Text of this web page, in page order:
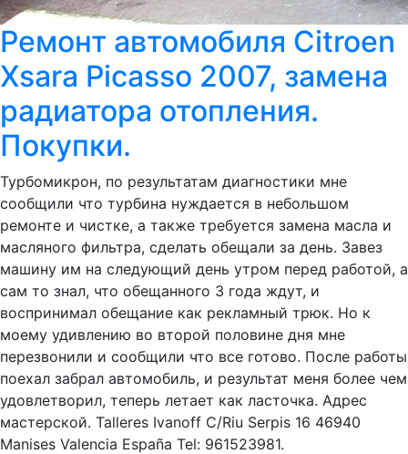
Ремонт автомобиля Citroen
Xsara Picasso 2007, замена
радиатора отопления.
Покупки.
Турбомикрон, по результатам диагностики мне
сообщили что турбина нуждается в небольшом
ремонте и чистке, а также требуется замена масла и
масляного фильтра, сделать обещали за день. Завез
машину им на следующий день утром перед работой, а
сам то знал, что обещанного 3 года ждут, и
воспринимал обещание как рекламный трюк. Но к
моему удивлению во второй половине дня мне
перезвонили и сообщили что все готово. После работы
поехал забрал автомобиль, и результат меня более чем
удовлетворил, теперь летает как ласточка. Адрес
мастерской. Talleres Ivanoff C/Riu Serpis 16 46940
Manises Valencia España Tel: 961523981.